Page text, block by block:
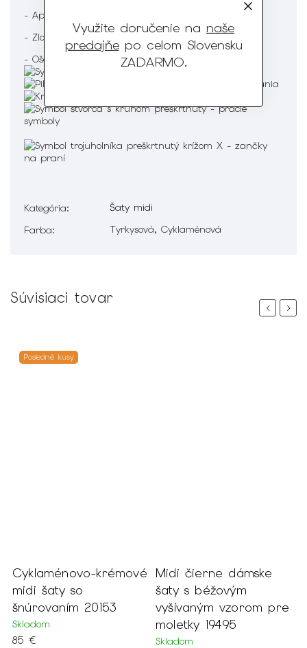
Využite doručenie na naše
predajňepo celom Slovensku
ZADARMO.
- Aplikácia
- Zloženie : 90% Viskóza 5% Polyester 5% Elastan
- Ošetrenie :
Kategória:
Šaty midi
Farba: Tyrkysová, Cyklaménová
Súvisiaci tovar
Previous
Posledné kusy
Cyklaménovo-krémové
midi šaty so
šnúrovaním 20153
Skladom
85 €
Midi čierne dámske
šaty s béžovým
vyšívaným vzorom pre
moletky 19495
Skladom
Next